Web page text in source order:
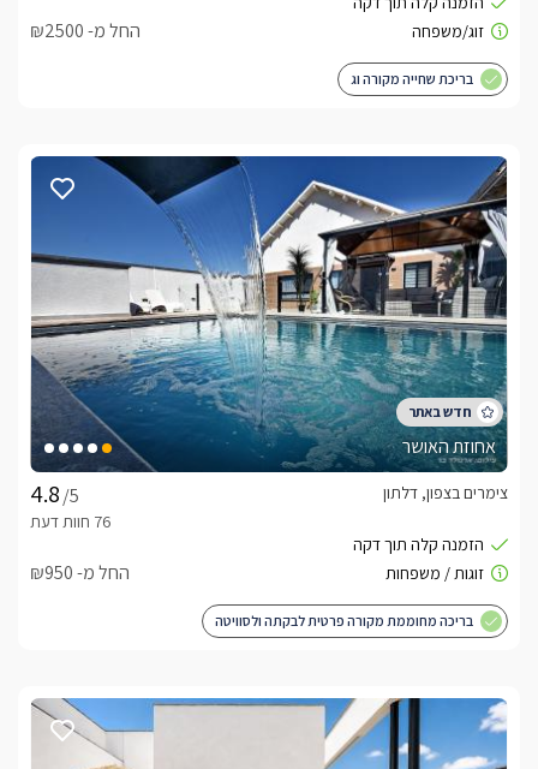
החל מ- ₪2500
בריכת שחייה מקורה וג
אחוזת האושר
/5
צימרים בצפון, דלתון
החל מ- ₪950
בריכה מחוממת מקורה פרטית לבקתה ולסוויטה